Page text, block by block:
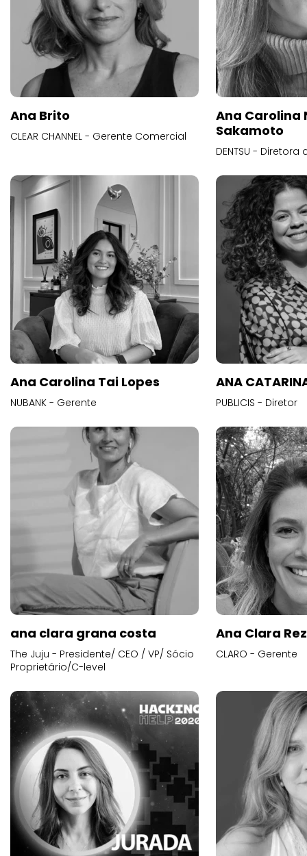
Ana Brito
CLEAR CHANNEL - Gerente Comercial
Ana Carolina
Sakamoto
DENTSU -
Ana Carolina Tai Lopes
NUBANK - Gerente
ANA
PUBLICIS - Diretor
ana clara grana costa
The Juju - Presidente/ CEO / VP/ Sócio
Proprietário/C-level
Ana Clara
CLARO - Gerente